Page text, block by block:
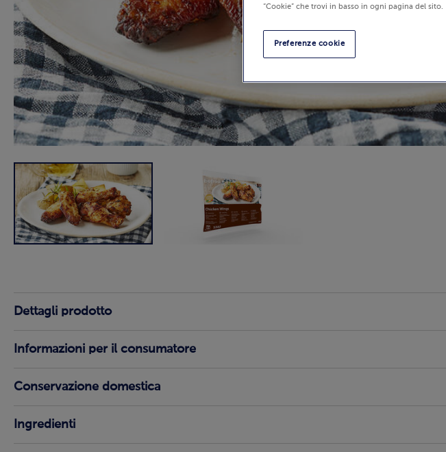
Dettagli prodotto
Informazioni per il consumatore
Conservazione domestica
Ingredienti
“Cookie” che trovi in basso in ogni pagina del sito.
Preferenze cookie